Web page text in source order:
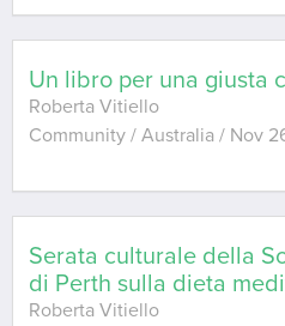
Un libro per una
Roberta Vitiello
Community / Australia / Nov
Serata culturale della
di Perth sulla dieta
Roberta Vitiello